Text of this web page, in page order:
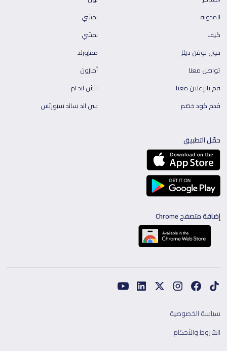
المدونة
كيف
حول لوفن ديلز
تواصل معنا
قم بالإعلان معنا
قدم كود خصم
نمشي
نمشي
ممزورلد
أمازون
اتش اند ام
سن اند ساند سبورتس
حمّل التطبيق
إضافة متصفح Chrome
سياسة الخصوصية
الشروط والأحكام